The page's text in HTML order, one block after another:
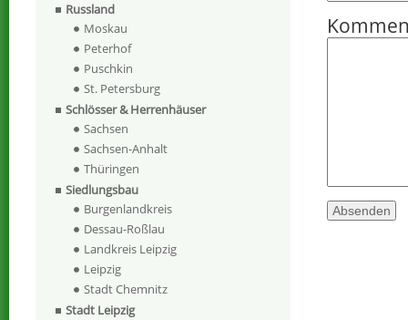
Russland
Moskau
Peterhof
Puschkin
St. Petersburg
Schlösser & Herrenhäuser
Sachsen
Sachsen-Anhalt
Thüringen
Siedlungsbau
Burgenlandkreis
Dessau-Roßlau
Landkreis Leipzig
Leipzig
Stadt Chemnitz
Stadt Leipzig